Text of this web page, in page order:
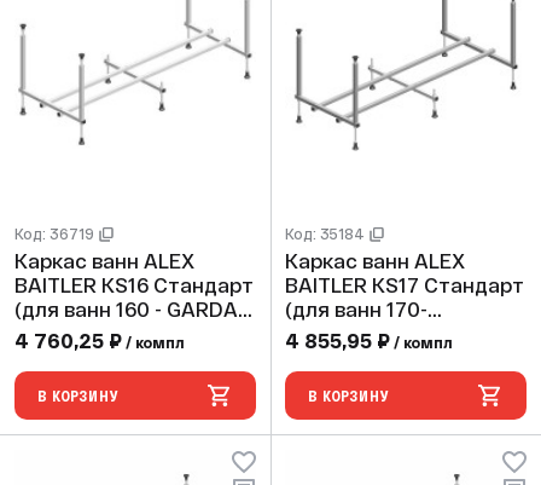
Код: 36719
Каркас ванн ALEX
BAITLER KS16 Стандарт
(для ванн 160 - GARDA,
MICHIGAN)
4 760,25 ₽ / компл
В КОРЗИНУ
Код: 35184
Каркас ванн ALEX
BAITLER KS17 Стандарт
(для ванн 170-
SAIMA,GARDA, BAIKAL,
MICHIGAN, NEMI,
VICTORIA)
4 855,95 ₽ / компл
В КОРЗИНУ